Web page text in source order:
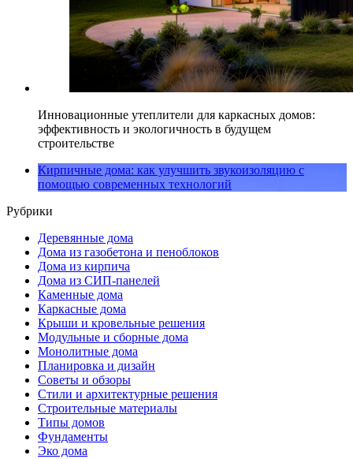
Инновационные утеплители для каркасных домов:
эффективность и экологичность в будущем
строительстве
Кирпичные дома: как улучшить звукоизоляцию с
помощью современных технологий
Рубрики
Деревянные дома
Дома из газобетона и пеноблоков
Дома из кирпича
Дома из СИП-панелей
Каменные дома
Каркасные дома
Крыши и кровельные решения
Модульные и сборные дома
Монолитные дома
Планировка и дизайн
Советы и обзоры
Стили и архитектурные решения
Строительные материалы
Типы домов
Фундаменты
Эко дома